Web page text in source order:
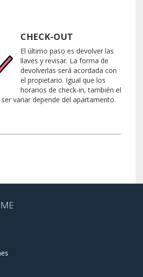
CHECK-OUT
El último paso es devolver las
llaves y revisar. La forma de
devolverlas será acordada con
el propietario. Igual que los
horarios de check-in, también el
variar depende del apartamento.